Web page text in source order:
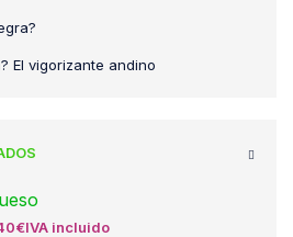
El vigorizante andino
€IVA incluido